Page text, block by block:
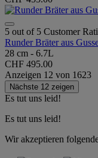
5 out of 5 Customer
Runder Bräter aus
28 cm - 6.7L
CHF 495.00
Anzeigen 12 von 1623
Nächste 12 zeigen
Es tut uns leid!
Es tut uns leid!
Wir akzeptieren